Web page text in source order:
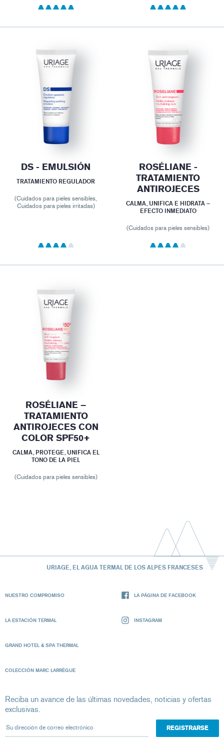
DS - EMULSIÓN
TRATAMIENTO REGULADOR
(Cuidados para pieles sensibles,
Cuidados para pieles irritadas)
ROSÉLIANE -
TRATAMIENTO
ANTIROJECES
CALMA, UNIFICA E HIDRATA –
EFECTO INMEDIATO
(Cuidados para pieles sensibles)
ROSÉLIANE –
TRATAMIENTO
ANTIROJECES CON
COLOR SPF50+
CALMA, PROTEGE, UNIFICA EL
TONO DE LA PIEL
(Cuidados para pieles sensibles)
URIAGE, EL AGUA TERMAL DE LOS ALPES FRANCESES
NUESTRO COMPROMISO
LA ESTACIÓN TERMAL
GRAND HOTEL & SPA THERMAL
COLECCIÓN MARC LARRÈGUE
LA PÁGINA DE FACEBOOK
INSTAGRAM
Reciba un avance de las últimas novedades, noticias y ofertas
exclusivas.
Su dirección de correo electrónico